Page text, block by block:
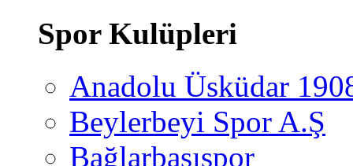
Spor Kulüpleri
Anadolu Üsküdar
Beylerbeyi Spor A.Ş
Bağlarbaşıspor